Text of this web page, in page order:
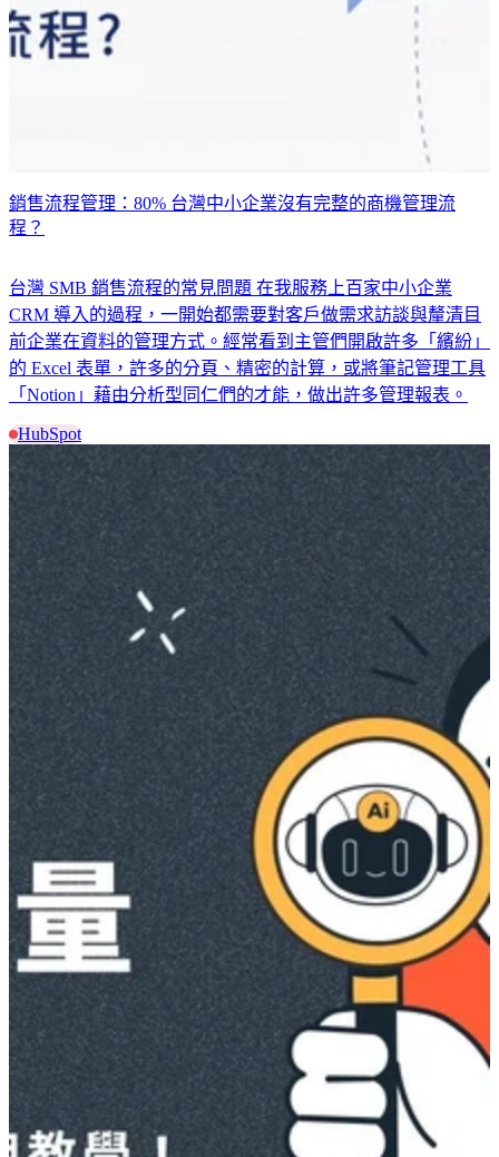
銷售流程管理：80% 台灣中小企業沒有完整的商機管理流
程？
台灣 SMB 銷售流程的常見問題 在我服務上百家中小企業
CRM 導入的過程，一開始都需要對客戶做需求訪談與釐清目
前企業在資料的管理方式。經常看到主管們開啟許多「繽紛」
的 Excel 表單，許多的分頁、精密的計算，或將筆記管理工具
「Notion」藉由分析型同仁們的才能，做出許多管理報表。
HubSpot